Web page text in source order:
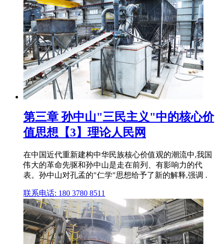
第三章 孙中山"三民主义"中的核心价
值思想【3】理论人民网
在中国近代重新建构中华民族核心价值观的潮流中,我国
伟大的革命先驱和孙中山是走在前列、有影响力的代
表。孙中山对孔孟的"仁学"思想给予了新的解释,强调 .
联系电话: 180 3780 8511